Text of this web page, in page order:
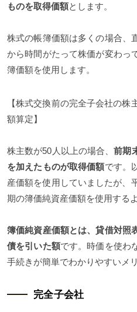
ものを取得価額とします。
株式の帳簿価額は多くの場合、
から時間がたって株価が変わっ
簿価額を使用します。
【株式交換前の完全子会社の
額算定】
株主数が50人以上の場合、前期
を加えたものが取得価額です。
産価額を使用していましたが、
期の簿価純資産価額を使用する
簿価純資産価額とは、貸借対照
債を引いた額です。時価を使わ
手続きが簡単でわかりやすいメ
完全子会社